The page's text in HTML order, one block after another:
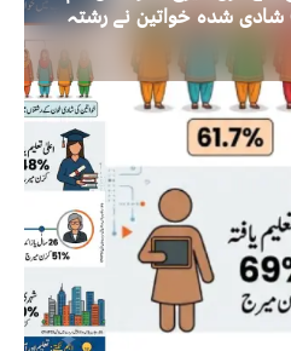
ہونے لگا، ہر 10 میں سے 6 شادی شدہ خواتین نے رشتہ